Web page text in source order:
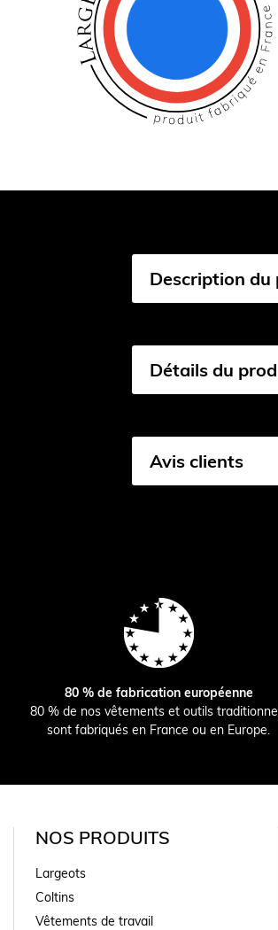
Description du
Détails du
Avis clients
80 % de fabrication européenne
80 % de nos vêtements et outils
sont fabriqués en France ou en Europe.
NOS PRODUITS
Largeots
Coltins
Vêtements de travail